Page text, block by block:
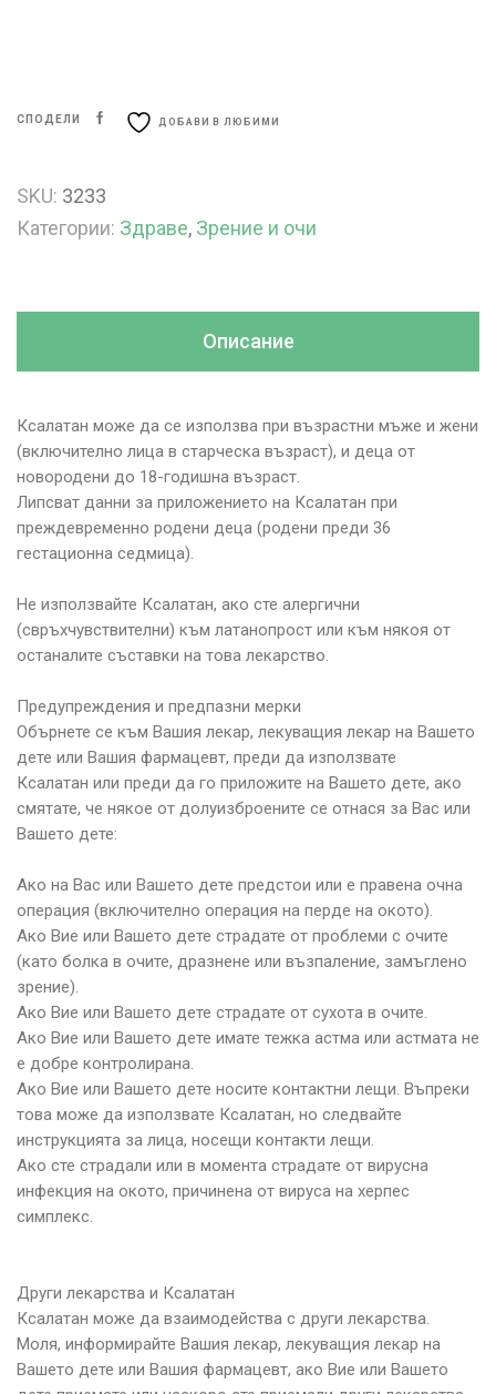
СПОДЕЛИ ДОБАВИ В ЛЮБИМИ
SKU: 3233
Категории: Здраве, Зрение и очи
Описание
Ксалатан може да се използва при възрастни мъже и жени
(включително лица в старческа възраст), и деца от
новородени до 18-годишна възраст.
Липсват данни за приложението на Ксалатан при
преждевременно родени деца (родени преди 36
гестационна седмица).
Не използвайте Ксалатан, ако сте алергични
(свръхчувствителни) към латанопрост или към някоя от
останалите съставки на това лекарство.
Предупреждения и предпазни мерки
Обърнете се към Вашия лекар, лекуващия лекар на Вашето
дете или Вашия фармацевт, преди да използвате
Ксалатан или преди да го приложите на Вашето дете, ако
смятате, че някое от долуизброените се отнася за Вас или
Вашето дете:
Ако на Вас или Вашето дете предстои или е правена очна
операция (включително операция на перде на окото).
Ако Вие или Вашето дете страдате от проблеми с очите
(като болка в очите, дразнене или възпаление, замъглено
зрение).
Ако Вие или Вашето дете страдате от сухота в очите.
Ако Вие или Вашето дете имате тежка астма или астмата не
е добре контролирана.
Ако Вие или Вашето дете носите контактни лещи. Въпреки
това може да използвате Ксалатан, но следвайте
инструкцията за лица, носещи контакти лещи.
Ако сте страдали или в момента страдате от вирусна
инфекция на окото, причинена от вируса на херпес
симплекс.
Други лекарства и Ксалатан
Ксалатан може да взаимодейства с други лекарства.
Моля, информирайте Вашия лекар, лекуващия лекар на
Вашето дете или Вашия фармацевт, ако Вие или Вашето